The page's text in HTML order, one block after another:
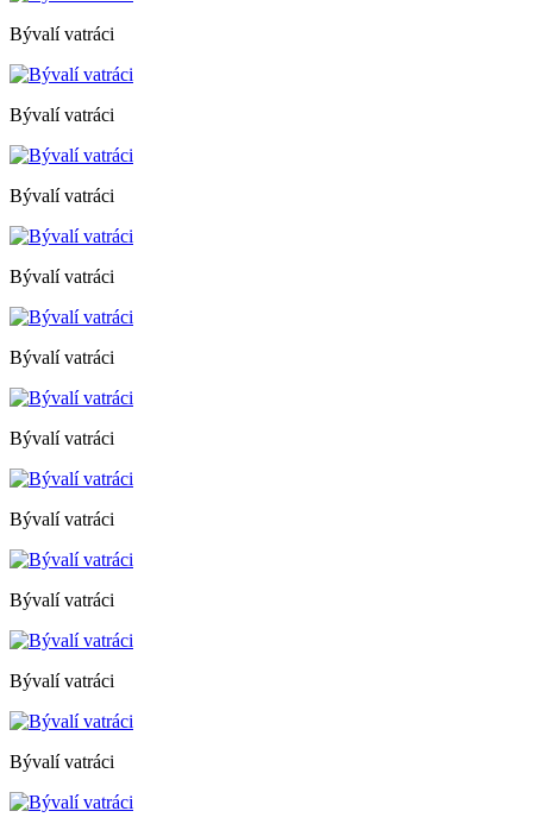
Bývalí vatráci
Bývalí vatráci
Bývalí vatráci
Bývalí vatráci
Bývalí vatráci
Bývalí vatráci
Bývalí vatráci
Bývalí vatráci
Bývalí vatráci
Bývalí vatráci